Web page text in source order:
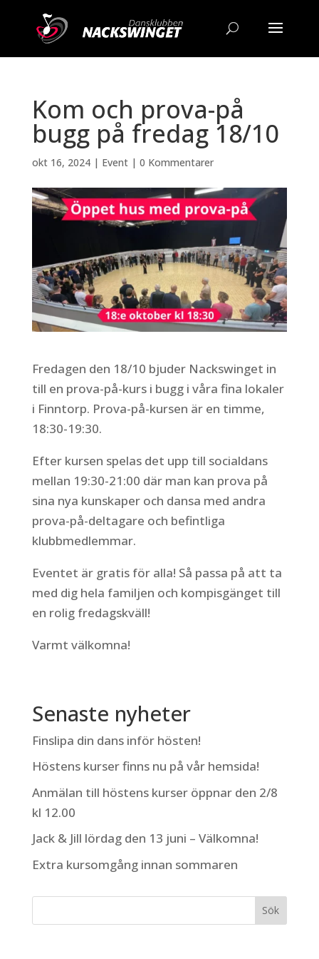
Kom och prova-på
bugg på fredag 18/10
okt 16, 2024| Event| 0 Kommentarer
Fredagen den 18/10 bjuder Nackswinget in
till en prova-på-kurs i bugg i våra fina lokaler
i Finntorp. Prova-på-kursen är en timme,
18:30-19:30.
Efter kursen spelas det upp till socialdans
mellan 19:30-21:00 där man kan prova på
sina nya kunskaper och dansa med andra
prova-på-deltagare och befintliga
klubbmedlemmar.
Eventet är gratis för alla! Så passa på att ta
med dig hela familjen och kompisgänget till
en rolig fredagskväll!
Varmt välkomna!
Senaste nyheter
Finslipa din dans inför hösten!
Höstens kurser finns nu på vår hemsida!
Anmälan till höstens kurser öppnar den 2/8
kl 12.00
Jack & Jill lördag den 13 juni – Välkomna!
Extra kursomgång innan sommaren
Sök